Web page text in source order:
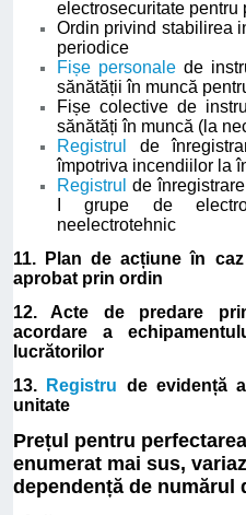
electrosecuritate
Ordin privind stabilirea
periodice
Fișe personalede
sănătății în muncă
Fișe colective de
sănătăți în muncă (la
Registrul
de
împotriva incendiilor la
Registrul de
I grupe de
neelectrotehnic
11. Plan de acțiune în
aprobat prin ordin
12. Acte de predare
acordare a
lucrătorilor
13.
Registru de evidență
unitate
Prețul pentru
enumerat mai sus,
dependență de numărul